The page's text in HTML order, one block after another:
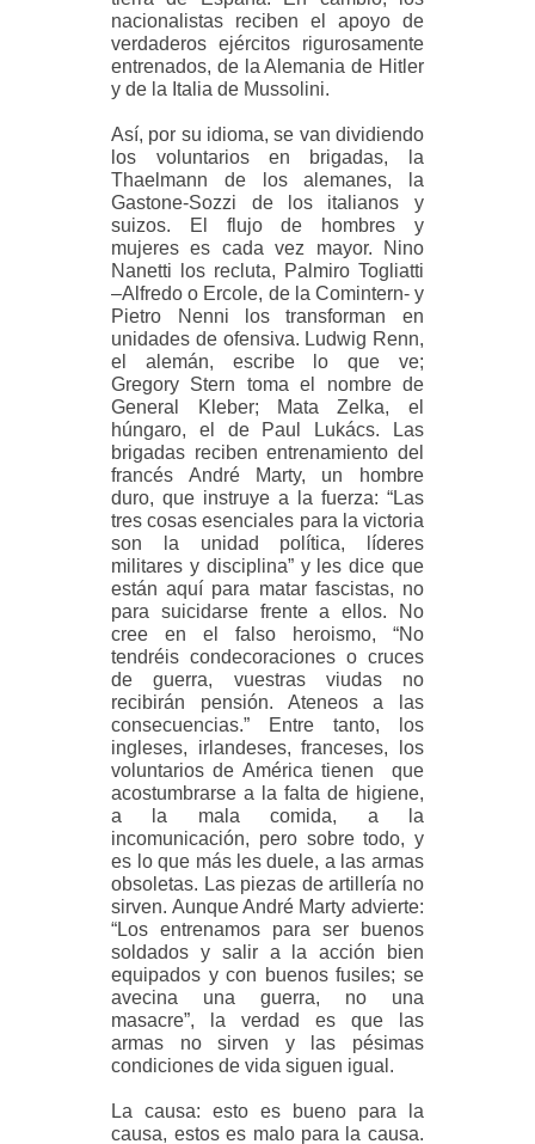
nacionalistas reciben el apoyo de
verdaderos ejércitos rigurosamente
entrenados, de la Alemania de Hitler
y de la Italia de Mussolini.
Así, por su idioma, se van dividiendo
los voluntarios en brigadas, la
Thaelmann de los alemanes, la
Gastone-Sozzi de los italianos y
suizos. El flujo de hombres y
mujeres es cada vez mayor. Nino
Nanetti los recluta, Palmiro Togliatti
–Alfredo o Ercole, de la Comintern- y
Pietro Nenni los transforman en
unidades de ofensiva. Ludwig Renn,
el alemán, escribe lo que ve;
Gregory Stern toma el nombre de
General Kleber; Mata Zelka, el
húngaro, el de Paul Lukács. Las
brigadas reciben entrenamiento del
francés André Marty, un hombre
duro, que instruye a la fuerza: “Las
tres cosas esenciales para la victoria
son la unidad política, líderes
militares y disciplina” y les dice que
están aquí para matar fascistas, no
para suicidarse frente a ellos. No
cree en el falso heroismo, “No
tendréis condecoraciones o cruces
de guerra, vuestras viudas no
recibirán pensión. Ateneos a las
consecuencias.” Entre tanto, los
ingleses, irlandeses, franceses, los
voluntarios de América tienen que
acostumbrarse a la falta de higiene,
a la mala comida, a la
incomunicación, pero sobre todo, y
es lo que más les duele, a las armas
obsoletas. Las piezas de artillería no
sirven. Aunque André Marty advierte:
“Los entrenamos para ser buenos
soldados y salir a la acción bien
equipados y con buenos fusiles; se
avecina una guerra, no una
masacre”, la verdad es que las
armas no sirven y las pésimas
condiciones de vida siguen igual.
La causa: esto es bueno para la
causa, estos es malo para la causa.